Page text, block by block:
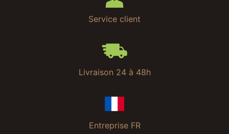
Service client
Livraison 24 à 48h
Entreprise FR